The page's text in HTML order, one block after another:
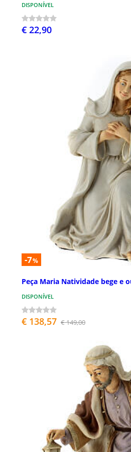
DISPONÍVEL
€ 22,90
-7%
Peça Maria Natividade bege e
DISPONÍVEL
€ 138,57 € 149,00